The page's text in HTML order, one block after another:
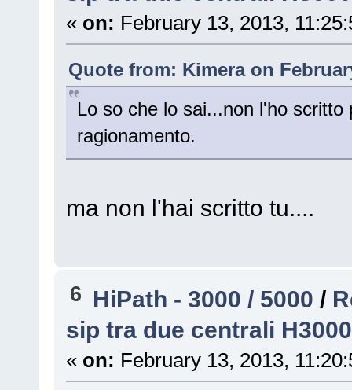
« on: February 13, 2013,
Quote from: Kimera on
Lo so che lo sai...non l'ho
ragionamento.
ma non l'hai scritto tu....
6 HiPath - 3000 / 5000 /
sip tra due centrali H3000
« on: February 13, 2013,